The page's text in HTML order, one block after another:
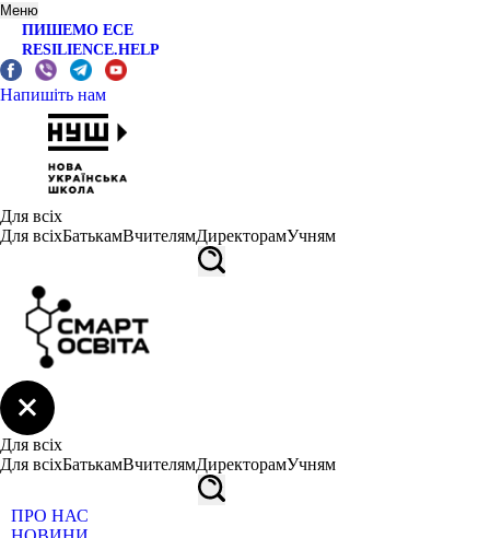
Меню
ПИШЕМО ЕСЕ
RESILIENCE.HELP
Напишіть нам
Для всіх
Для всіхБатькамВчителямДиректорамУчням
Для всіх
Для всіхБатькамВчителямДиректорамУчням
ПРО НАС